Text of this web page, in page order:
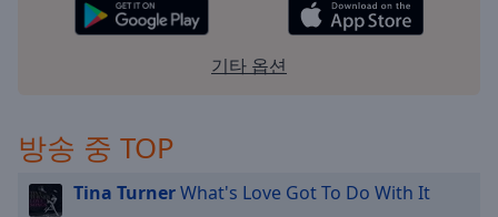
기타 옵션
방송 중 TOP
Tina TurnerWhat's Love Got To Do With It